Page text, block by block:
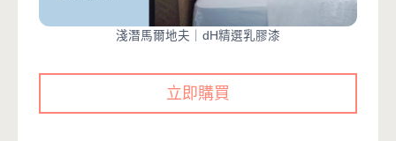
淺潛馬爾地夫｜dH精選乳膠漆
立即購買